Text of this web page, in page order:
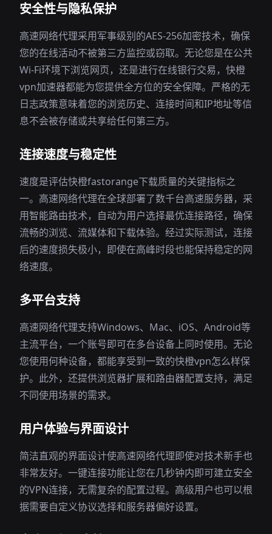
安全性与隐私保护
高速网络代理采用军事级别的AES-256加密技术，确保
您的在线活动不被第三方监控或窃取。无论您是在公共
Wi-Fi环境下浏览网页，还是进行在线银行交易，快橙
vpn加速器都能为您提供全方位的安全保障。严格的无
日志政策意味着您的浏览历史、连接时间和IP地址等信
息不会被存储或共享给任何第三方。
连接速度与稳定性
速度是评估快橙fastorange下载质量的关键指标之
一。高速网络代理在全球部署了数千台高速服务器，采
用智能路由技术，自动为用户选择最优连接路径，确保
流畅的浏览、流媒体和下载体验。经过实际测试，连接
后的速度损失极小，即使在高峰时段也能保持稳定的网
络速度。
多平台支持
高速网络代理支持Windows、Mac、iOS、Android等
主流平台，一个账号即可在多台设备上同时使用。无论
您使用何种设备，都能享受到一致的快橙vpn怎么样保
护。此外，还提供浏览器扩展和路由器配置支持，满足
不同使用场景的需求。
用户体验与界面设计
简洁直观的界面设计使高速网络代理即使对技术新手也
非常友好。一键连接功能让您在几秒钟内即可建立安全
的VPN连接，无需复杂的配置过程。高级用户也可以根
据需要自定义协议选择和服务器偏好设置。